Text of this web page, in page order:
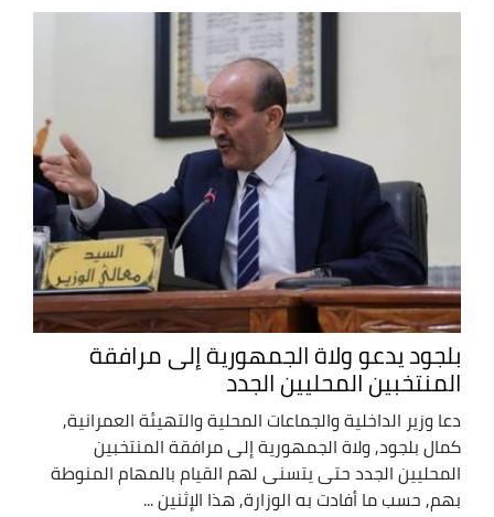
بلجود يدعو ولاة الجمهورية إلى مرافقة
المنتخبين المحليين الجدد
دعا وزير الداخلية والجماعات المحلية والتهيئة العمرانية,
كمال بلجود, ولاة الجمهورية إلى مرافقة المنتخبين
المحليين الجدد حتى يتسنى لهم القيام بالمهام المنوطة
بهم, حسب ما أفادت به الوزارة, هذا الإثنين ...